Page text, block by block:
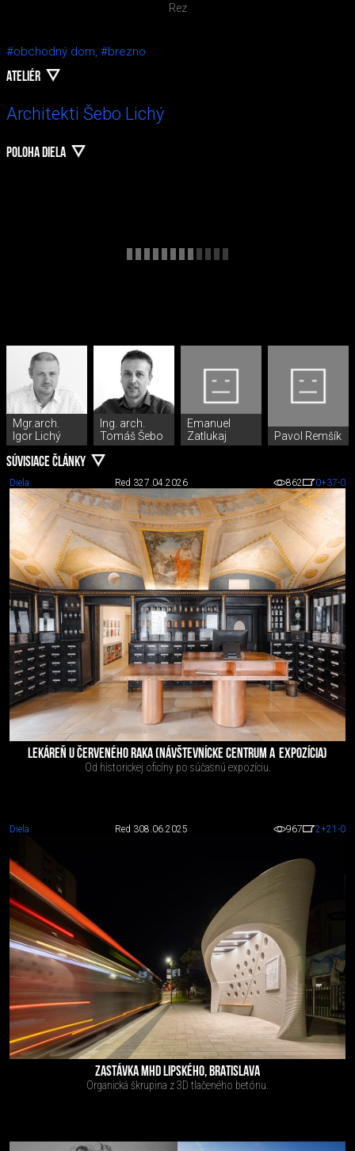
Rez
#obchodný dom, #brezno
ATELIÉR
Architekti Šebo Lichý
POLOHA DIELA
Mgr.arch.
Igor Lichý
Ing. arch.
Tomáš Šebo
Emanuel
Zatlukaj
Pavol Remšík
SÚVISIACE ČLÁNKY
Diela Red 327.04.2026 862 0+37-0
LEKÁREŇ U ČERVENÉHO RAKA (NÁVŠTEVNÍCKE CENTRUM A EXPOZÍCIA)
Od historickej oficí­ny po súčasnú expozíciu.
Diela Red 308.06.2025 967 2+21 -0
ZASTÁVKA MHD LIPSKÉHO, BRATISLAVA
Organická škrupina z 3D tlačeného betónu.